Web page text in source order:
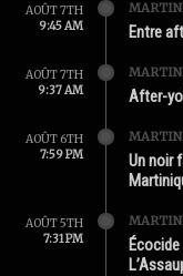
AOÛT 7TH
9:45 AM
Entre
AOÛT 7TH
9:37 AM
After-
AOÛT 6TH
7:59 PM
Un noir
AOÛT 5TH
7:31 PM
Écocide